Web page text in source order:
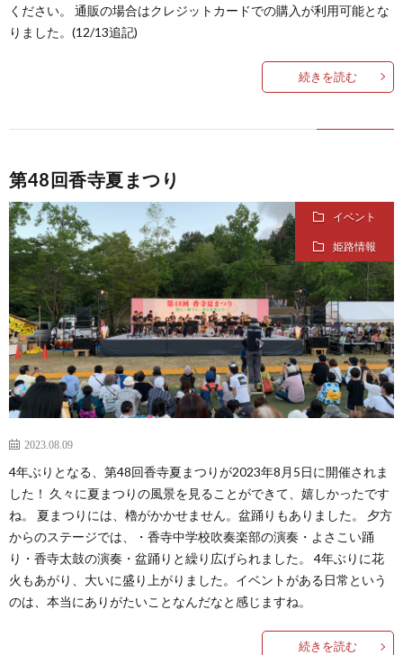
ください。 通販の場合はクレジットカードでの購入が利用可能とな
りました。(12/13追記)
続きを読む
第48回香寺夏まつり
イベント
姫路情報
2023.08.09
4年ぶりとなる、第48回香寺夏まつりが2023年8月5日に開催されま
した！ 久々に夏まつりの風景を見ることができて、嬉しかったです
ね。 夏まつりには、櫓がかかせません。盆踊りもありました。 夕方
からのステージでは、・香寺中学校吹奏楽部の演奏・よさこい踊
り・香寺太鼓の演奏・盆踊りと繰り広げられました。 4年ぶりに花
火もあがり、大いに盛り上がりました。イベントがある日常という
のは、本当にありがたいことなんだなと感じますね。
続きを読む